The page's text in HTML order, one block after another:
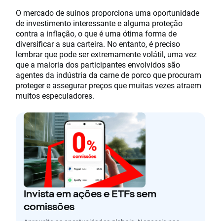
O mercado de suínos proporciona uma oportunidade
de investimento interessante e alguma proteção
contra a inflação, o que é uma ótima forma de
diversificar a sua carteira. No entanto, é preciso
lembrar que pode ser extremamente volátil, uma vez
que a maioria dos participantes envolvidos são
agentes da indústria da carne de porco que procuram
proteger e assegurar preços que muitas vezes atraem
muitos especuladores.
Invista em ações e ETFs sem
comissões